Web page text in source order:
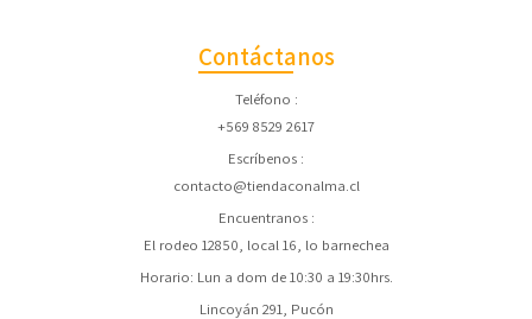
Contáctanos
Teléfono
+569 8529 2617
Escríbenos
contacto@tiendaconalma.cl
Encuentranos
El rodeo 12850, local 16, lo barnechea
Horario: Lun a dom de 10:30 a 19:30hrs.
Lincoyán 291, Pucón